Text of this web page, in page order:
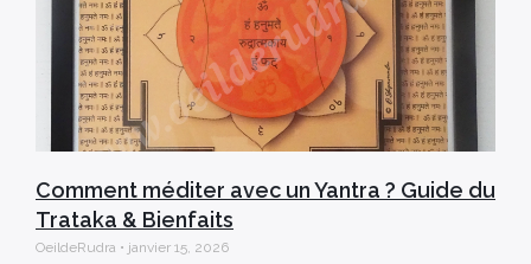
Comment méditer avec un Yantra ? Guide du
Trataka & Bienfaits
OeildeRudra janvier 15, 2026